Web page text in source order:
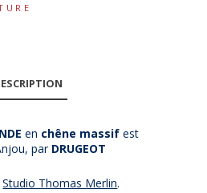
en chêne massif est
par DRUGEOT
Studio Thomas Merlin.